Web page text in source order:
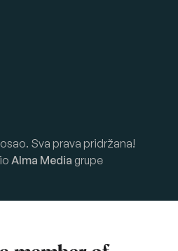
Sva prava pridržana!
Alma Media grupe